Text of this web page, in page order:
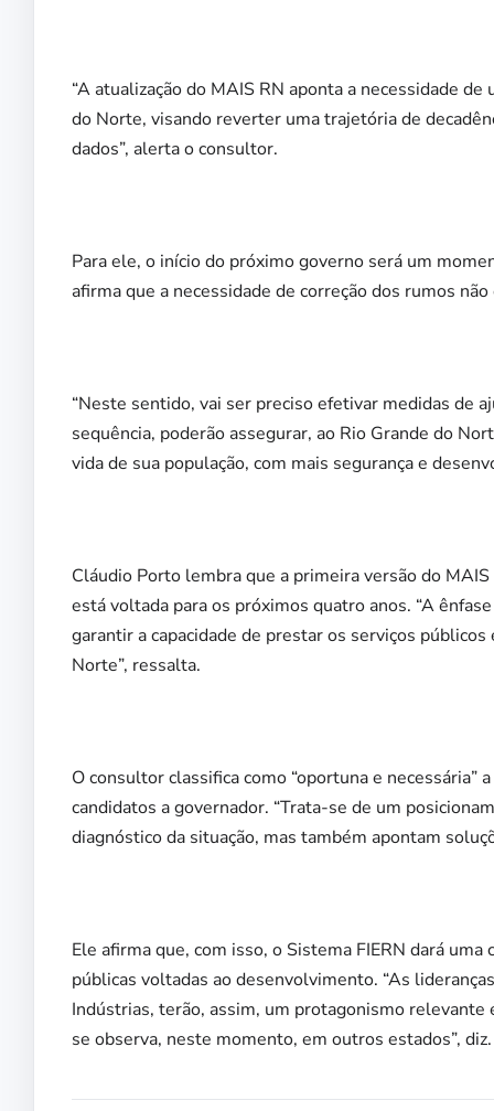
“A atualização do MAIS RN aponta a necessidade
do Norte, visando reverter uma trajetória de
dados”, alerta o consultor.
Para ele, o início do próximo governo será um
afirma que a necessidade de correção dos rumos
“Neste sentido, vai ser preciso efetivar medidas de
sequência, poderão assegurar, ao Rio Grande do
vida de sua população, com mais segurança e
Cláudio Porto lembra que a primeira versão do
está voltada para os próximos quatro anos. “A
garantir a capacidade de prestar os serviços
Norte”, ressalta.
O consultor classifica como “oportuna e
candidatos a governador. “Trata-se de um
diagnóstico da situação, mas também apontam
Ele afirma que, com isso, o Sistema FIERN dará
públicas voltadas ao desenvolvimento. “As
Indústrias, terão, assim, um protagonismo
se observa, neste momento, em outros estados”, diz.